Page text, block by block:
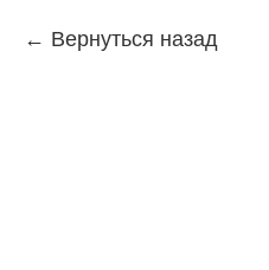
Вернуться назад